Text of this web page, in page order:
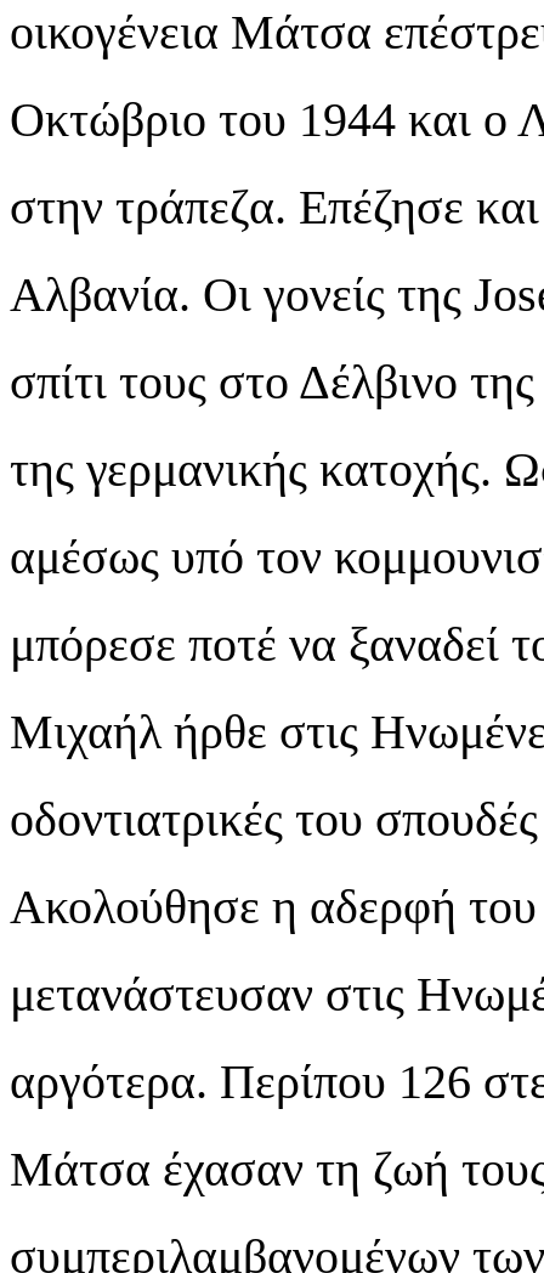
οικογένεια Μάτσα
Οκτώβριο του 1944 και ο
στην τράπεζα. Επέζησε
Αλβανία. Οι γονείς της
σπίτι τους στο Δέλβινο
της γερμανικής κατοχής.
αμέσως υπό τον
μπόρεσε ποτέ να ξαναδεί
Mιχαήλ ήρθε στις
οδοντιατρικές του
Ακολούθησε η αδερφή του
μετανάστευσαν στις
αργότερα. Περίπου 126
Μάτσα έχασαν τη ζωή
συμπεριλαμβανομένων